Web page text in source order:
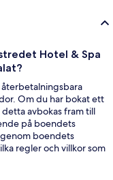
Hotel & Spa
Om du har bokat ett
avbokas fram till
på boendets
boendets
regler och villkor som